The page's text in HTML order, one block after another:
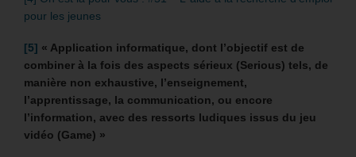
pour les jeunes
[5] « Application informatique, dont l’objectif est de
combiner à la fois des aspects sérieux (Serious) tels, de
manière non exhaustive, l’enseignement,
l’apprentissage, la communication, ou encore
l’information, avec des ressorts ludiques issus du jeu
vidéo (Game) »